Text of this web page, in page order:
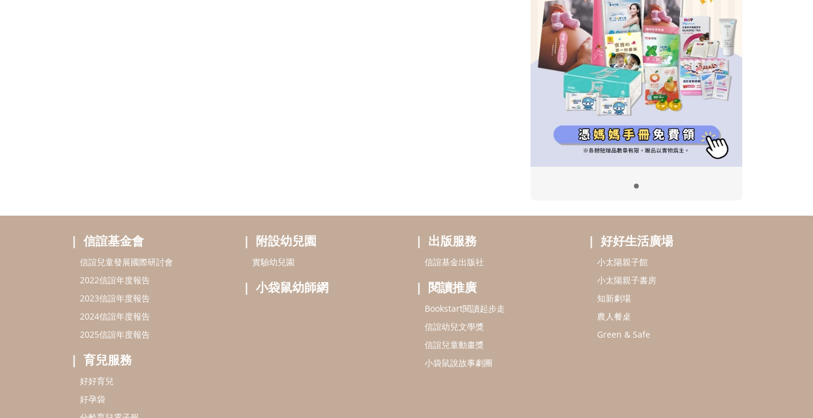
信誼基金會
信誼兒童發展國際研討會
2022信誼年度報告
2023信誼年度報告
2024信誼年度報告
2025信誼年度報告
育兒服務
好好育兒
好孕袋
附設幼兒園
實驗幼兒園
小袋鼠幼師網
出版服務
信誼基金出版社
閱讀推廣
Bookstart閱讀起步走
信誼幼兒文學獎
信誼兒童動畫獎
小袋鼠說故事劇團
好好生活廣場
小太陽親子館
小太陽親子書房
知新劇場
農人餐桌
Green & Safe